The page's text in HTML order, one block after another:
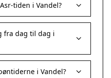
tiden i Vandel?
fra dag til dag i
i Vandel?